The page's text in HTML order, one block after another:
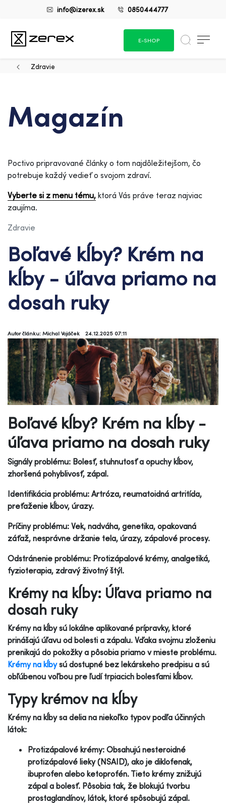
info@izerex.sk 0850444777
E-SHOP
Zdravie
Magazín
Poctivo pripravované články o tom najdôležitejšom, čo
potrebuje každý vedieť o svojom zdraví.
Vyberte si z menu tému, ktorá Vás práve teraz najviac
zaujíma.
Zdravie
Boľavé kĺby? Krém na
kĺby - úľava priamo na
dosah ruky
Autor článku: Michal Vojáček 24.12.2025 07:11
Boľavé kĺby? Krém na kĺby -
úľava priamo na dosah ruky
Signály problému: Bolesť, stuhnutosť a opuchy kĺbov,
zhoršená pohyblivosť, zápal.
Identifikácia problému: Artróza, reumatoidná artritída,
preťaženie kĺbov, úrazy.
Príčiny problému: Vek, nadváha, genetika, opakovaná
záťaž, nesprávne držanie tela, úrazy, zápalové procesy.
Odstránenie problému: Protizápalové krémy, analgetiká,
fyzioterapia, zdravý životný štýl.
Krémy na kĺby: Úľava priamo na
dosah ruky
Krémy na kĺby sú lokálne aplikované prípravky, ktoré
prinášajú úľavu od bolesti a zápalu. Vďaka svojmu zloženiu
prenikajú do pokožky a pôsobia priamo v mieste problému.
Krémy na kĺbysú dostupné bez lekárskeho predpisu a sú
obľúbenou voľbou pre ľudí trpiacich bolesťami kĺbov.
Typy krémov na kĺby
Krémy na kĺby sa delia na niekoľko typov podľa účinných
látok:
Protizápalové krémy: Obsahujú nesteroidné
protizápalové lieky (NSAID), ako je diklofenak,
ibuprofen alebo ketoprofén. Tieto krémy znižujú
zápal a bolesť. Pôsobia tak, že blokujú tvorbu
prostaglandínov, látok, ktoré spôsobujú zápal.